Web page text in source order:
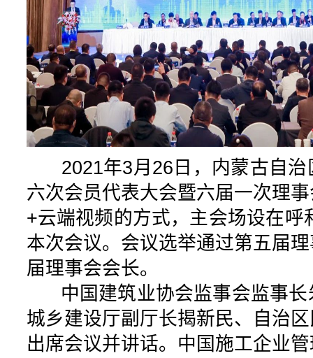
2021年3月26日，内蒙古自治
六次会员代表大会暨六届一次理
+云端视频的方式，主会场设在呼
本次会议。会议选举通过第五届
届理事会会长。
中国建筑业协会监事会监事长
城乡建设厅副厅长揭新民、自治
出席会议并讲话。中国施工企业